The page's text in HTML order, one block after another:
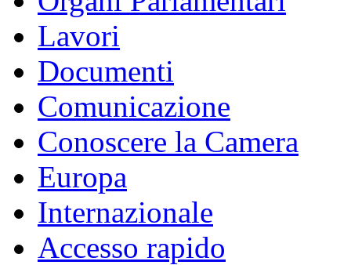
Lavori
Documenti
Comunicazione
Conoscere la Camera
Europa
Internazionale
Accesso rapido